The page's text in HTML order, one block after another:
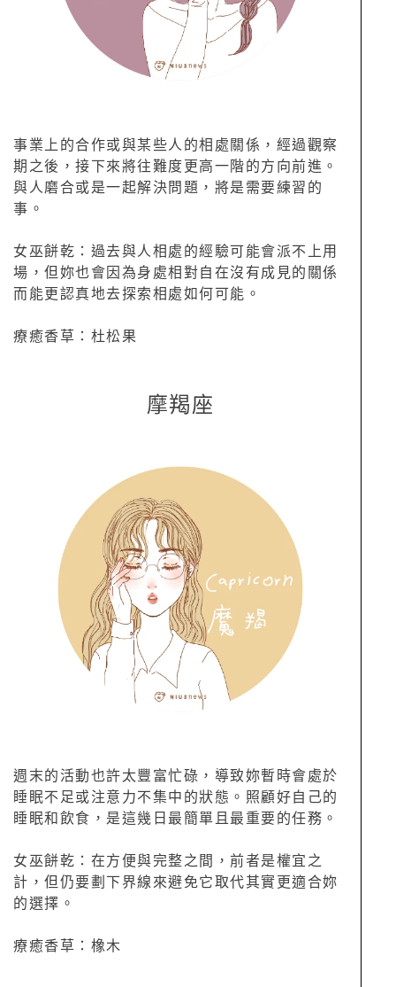
事業上的合作或與某些人的相處關係，經過觀察
期之後，接下來將往難度更高一階的方向前進。
與人磨合或是一起解決問題，將是需要練習的
事。
女巫餅乾：過去與人相處的經驗可能會派不上用
場，但妳也會因為身處相對自在沒有成見的關係
而能更認真地去探索相處如何可能。
療癒香草：杜松果
摩羯座
週末的活動也許太豐富忙碌，導致妳暫時會處於
睡眠不足或注意力不集中的狀態。照顧好自己的
睡眠和飲食，是這幾日最簡單且最重要的任務。
女巫餅乾：在方便與完整之間，前者是權宜之
計，但仍要劃下界線來避免它取代其實更適合妳
的選擇。
療癒香草：橡木